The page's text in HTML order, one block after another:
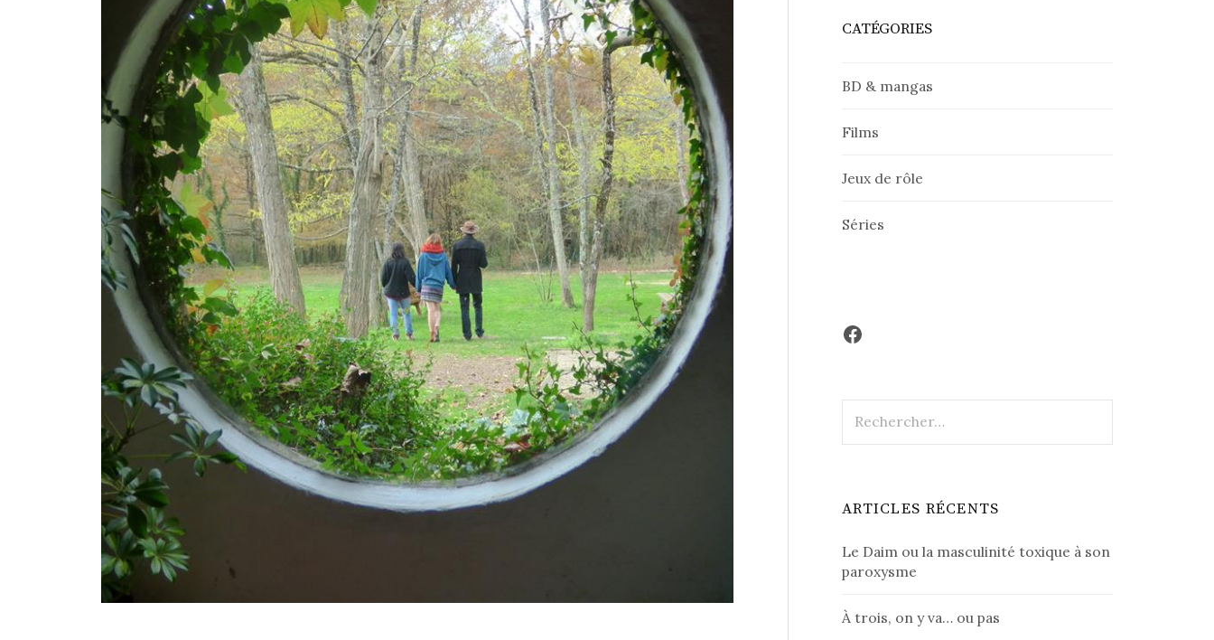
CATÉGORIES
BD & mangas
Films
Jeux de rôle
Séries
Facebook
ARTICLES RÉCENTS
Le Daim ou la masculinité toxique à son
paroxysme
À trois, on y va… ou pas